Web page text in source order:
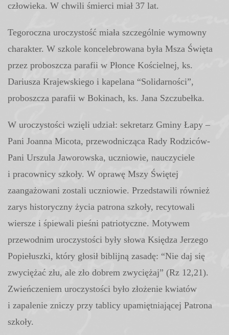
człowieka. W chwili śmierci miał 37 lat.
Tegoroczna uroczystość miała szczególnie wymowny
charakter. W szkole koncelebrowana była Msza Święta
przez proboszcza parafii w Płonce Kościelnej, ks.
Dariusza Krajewskiego i kapelana “Solidarności”,
proboszcza parafii w Bokinach, ks. Jana Szczubełka.
W uroczystości wzięli udział: sekretarz Gminy Łapy –
Pani Joanna Micota, przewodnicząca Rady Rodziców-
Pani Urszula Jaworowska, uczniowie, nauczyciele
i pracownicy szkoły. W oprawę Mszy Świętej
zaangażowani zostali uczniowie. Przedstawili również
zarys historyczny życia patrona szkoły, recytowali
wiersze i śpiewali pieśni patriotyczne. Motywem
przewodnim uroczystości były słowa Księdza Jerzego
Popiełuszki, który głosił biblijną zasadę: “Nie daj się
zwyciężać złu, ale zło dobrem zwyciężaj” (Rz 12,21).
Zwieńczeniem uroczystości było złożenie kwiatów
i zapalenie zniczy przy tablicy upamiętniającej Patrona
szkoły.